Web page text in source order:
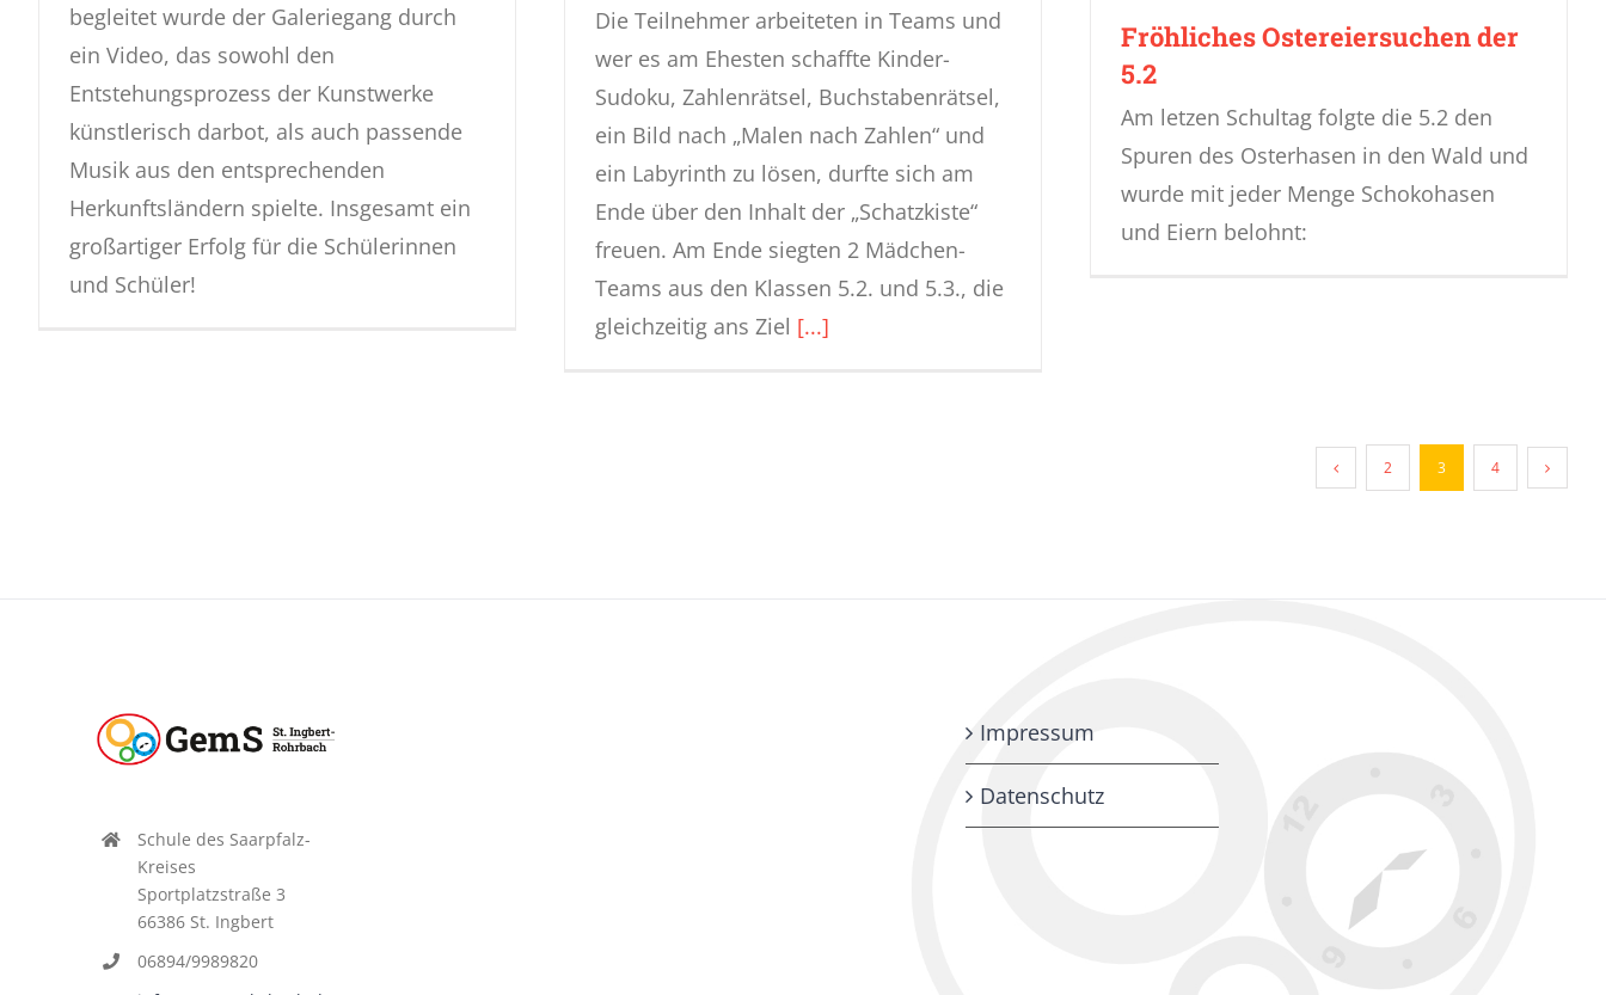
Die Teilnehmer arbeiteten in Teams und
wer es am Ehesten schaffte Kinder-
Sudoku, Zahlenrätsel, Buchstabenrätsel,
ein Bild nach „Malen nach Zahlen“ und
ein Labyrinth zu lösen, durfte sich am
Ende über den Inhalt der „Schatzkiste“
freuen. Am Ende siegten 2 Mädchen-
Teams aus den Klassen 5.2. und 5.3., die
gleichzeitig ans Ziel [...]
begleitet wurde der Galeriegang durch
ein Video, das sowohl den
Entstehungsprozess der Kunstwerke
künstlerisch darbot, als auch passende
Musik aus den entsprechenden
Herkunftsländern spielte. Insgesamt ein
großartiger Erfolg für die Schülerinnen
und Schüler!
Fröhliches Ostereiersuchen der
5.2
Am letzen Schultag folgte die 5.2 den
Spuren des Osterhasen in den Wald und
wurde mit jeder Menge Schokohasen
und Eiern belohnt:
2 3 4
Schule des Saarpfalz-
Kreises
Sportplatzstraße 3
66386 St. Ingbert
06894/9989820
Impressum
Datenschutz